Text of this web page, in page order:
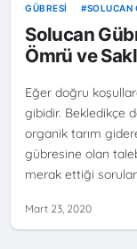
GÜBRESI
SOLUCAN
SAKLANIR
Solucan
Ömrü ve
Eğer doğru
gibidir. Bekledikçe
organik tarım
gübresine olan
merak ettiği
Mart 23, 2020